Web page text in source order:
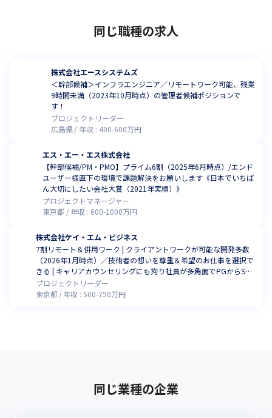
同じ職種の求人
株式会社エースシステムズ
＜幹部候補＞インフラエンジニア／リモートワーク可能、残業
9時間未満（2023年10月時点）の管理者候補ポジションで
す！
プロジェクトリーダー
広島県
年収 : 400-600万円
エス・エー・エス株式会社
【幹部候補/PM・PMO】プライム6割（2025年6月時点）/エンド
ユーザー様直下の環境で課題解決をお願いします《日本でいちば
ん大切にしたい会社大賞（2021年実績）》
プロジェクトマネージャー
東京都
年収 : 600-1000万円
株式会社ケイ・エム・ビジネス
7割リモート＆併用ワーク | クライアントワークが可能な開発多数
（2026年1月時点）／技術者の想いを尊重＆希望のお仕事を選択で
きる | キャリアカウンセリングにも拘り社員が多角面でPGからSE
→PLやPMに成長できる | 現在55期目の企業です
プロジェクトリーダー
東京都
年収 :500-750万円
同じ業種の企業